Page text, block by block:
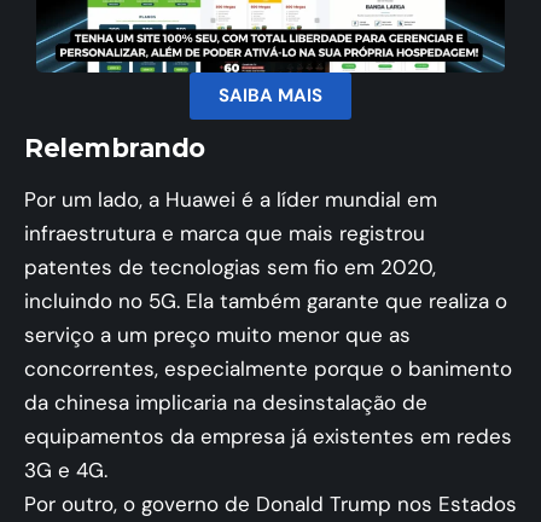
SAIBA MAIS
Relembrando
Por um lado, a Huawei é a líder mundial em
infraestrutura e marca que mais registrou
patentes de tecnologias sem fio em 2020,
incluindo no 5G. Ela também garante que realiza o
serviço a um preço muito menor que as
concorrentes, especialmente porque o banimento
da chinesa implicaria na desinstalação de
equipamentos da empresa já existentes em redes
3G e 4G.
Por outro, o governo de Donald Trump nos Estados